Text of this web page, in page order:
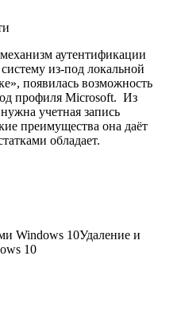
аутентификации
из-под локальной
появилась возможность
профиля Microsoft. Из
учетная запись
преимущества она даёт
обладает.
Windows 10Удаление и
10